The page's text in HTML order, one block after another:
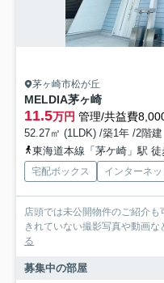
茅ヶ崎市松が丘
MELDIA茅ヶ崎
11.5万円 管理/共益費
52.27㎡ (1LDK) /築1年 /2階建
東海道本線「茅ケ崎」駅 徒
宅配ボックス インターネ
店頭では未公開物件のご紹介
きれていない撮影写真や動画
る
募集中の部屋